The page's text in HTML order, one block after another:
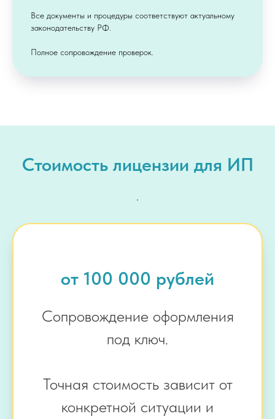
Все документы и процедуры соответствуют актуальному
законодательству РФ.
Полное сопровождение проверок.
Стоимость лицензии для ИП
.
от 100 000 рублей
Сопровождение оформления
под ключ.
Точная стоимость зависит от
конкретной ситуации и